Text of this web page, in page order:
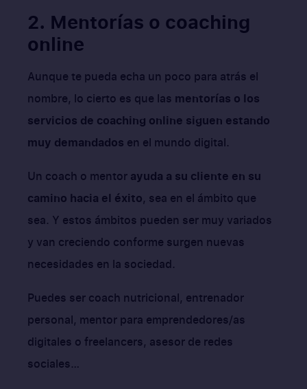
2. Mentorías o coaching
online
Aunque te pueda echa un poco para atrás el
nombre, lo cierto es que las mentorías o los
servicios de coaching online siguen estando
muy demandados en el mundo digital.
Un coach o mentor ayuda a su cliente en su
camino hacia el éxito, sea en el ámbito que
sea. Y estos ámbitos pueden ser muy variados
y van creciendo conforme surgen nuevas
necesidades en la sociedad.
Puedes ser coach nutricional, entrenador
personal, mentor para emprendedores/as
digitales o freelancers, asesor de redes
sociales…